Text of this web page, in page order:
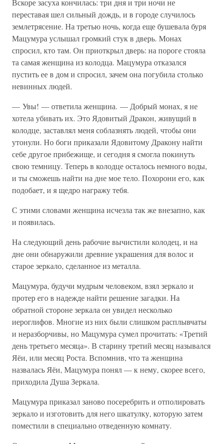
Вскоре засуха кончилась: три дня и три ночи не
переставая шел сильный дождь, и в городе случилось
землетрясение. На третью ночь, когда еще бушевала буря
Мацумура услышал громкий стук в дверь. Монах
спросил, кто там. Он приоткрыл дверь: на пороге стояла
та самая женщина из колодца. Мацумура отказался
пустить ее в дом и спросил, зачем она погубила столько
невинных людей.
— Увы! — ответила женщина. — Добрый монах, я не
хотела убивать их. Это Ядовитый Дракон, живущий в
колодце, заставлял меня соблазнять людей, чтобы они
утонули. Но боги приказали Ядовитому Дракону найти
себе другое прибежище, и сегодня я смогла покинуть
свою темницу. Теперь в колодце осталось немного воды,
и ты сможешь найти на дне мое тело. Похорони его, как
подобает, и я щедро награжу тебя.
С этими словами женщина исчезла так же внезапно, как
и появилась.
На следующий день рабочие вычистили колодец, и на
дне они обнаружили древние украшения для волос и
старое зеркало, сделанное из металла.
Мацумура, будучи мудрым человеком, взял зеркало и
протер его в надежде найти решение загадки. На
обратной стороне зеркала он увидел несколько
иероглифов. Многие из них были слишком расплывчаты
и неразборчивы, но Мацумура сумел прочитать: «Третий
день третьего месяца». В старину третий месяц назывался
Яёи, или месяц Роста. Вспомнив, что та женщина
назвалась Яёи, Мацумура понял — к нему, скорее всего,
приходила Душа Зеркала.
Мацумура приказал заново посеребрить и отполировать
зеркало и изготовить для него шкатулку, которую затем
поместили в специально отведенную комнату.